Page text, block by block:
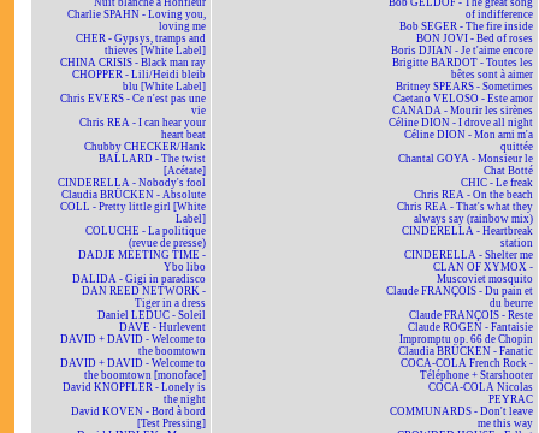
Nuit blanche à Honfleur
Charlie SPAHN - Loving you,
loving me
CHER - Gypsys, tramps and
thieves [White Label]
CHINA CRISIS - Black man ray
CHOPPER - Lili/Heidi bleib
blu [White Label]
Chris EVERS - Ce n'est pas une
vie
Chris REA - I can hear your
heart beat
Chubby CHECKER/Hank
BALLARD - The twist
[Acétate]
CINDERELLA - Nobody's fool
Claudia BRÜCKEN - Absolute
COLL - Pretty little girl [White
Label]
COLUCHE - La politique
(revue de presse)
DADJE MEETING TIME -
Ybo libo
DALIDA - Gigi in paradisco
DAN REED NETWORK -
Tiger in a dress
Daniel LEDUC - Soleil
DAVE - Hurlevent
DAVID + DAVID - Welcome to
the boomtown
DAVID + DAVID - Welcome to
the boomtown [monoface]
David KNOPFLER - Lonely is
the night
David KOVEN - Bord à bord
[Test Pressing]
Bob GELDOF - The great song
of indifference
Bob SEGER - The fire inside
BON JOVI - Bed of roses
Boris DJIAN - Je t'aime encore
Brigitte BARDOT - Toutes les
bêtes sont à aimer
Britney SPEARS - Sometimes
Caetano VELOSO - Este amor
CANADA - Mourir les sirènes
Céline DION - I drove all night
Céline DION - Mon ami m'a
quittée
Chantal GOYA - Monsieur le
Chat Botté
CHIC - Le freak
Chris REA - On the beach
Chris REA - That's what they
always say (rainbow mix)
CINDERELLA - Heartbreak
station
CINDERELLA - Shelter me
CLAN OF XYMOX -
Muscoviet mosquito
Claude FRANÇOIS - Du pain et
du beurre
Claude FRANÇOIS - Reste
Claude ROGEN - Fantaisie
Impromptu op. 66 de Chopin
Claudia BRÜCKEN - Fanatic
COCA-COLA French Rock -
Téléphone + Starshooter
COCA-COLA Nicolas
PEYRAC
COMMUNARDS - Don't leave
me this way